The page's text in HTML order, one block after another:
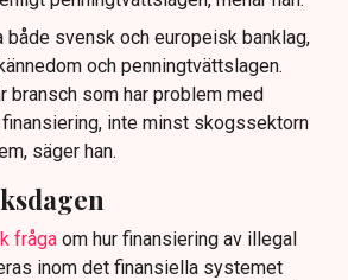
både svensk och europeisk banklag,
och penningtvättslagen.
bransch som har problem med
inte minst skogssektorn
säger han.
fråga om hur finansiering av illegal
inom det finansiella systemet